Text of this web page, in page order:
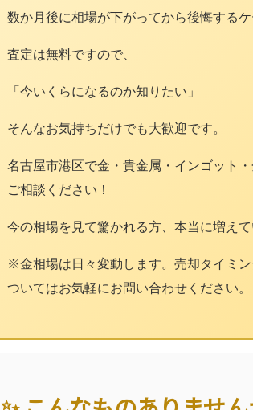
数か月後に相場が下がってから後悔するケ
査定は無料ですので、
「今いくらになるのか知りたい」
そんなお気持ちだけでも大歓迎です。
名古屋市港区で金・貴金属・インゴット
ご相談ください！
今の相場を見て驚かれる方、本当に増えて
※金相場は日々変動します。売却タイミ
ついてはお気軽にお問い合わせください。